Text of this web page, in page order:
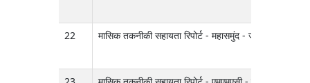
22 मासिक तकनीकी सहायता रिपोर्ट - महासमुंद - जनवरी 2025